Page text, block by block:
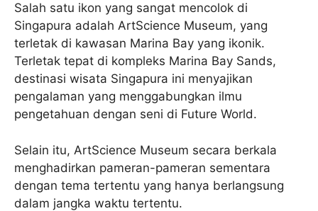
Salah satu ikon yang sangat mencolok di
Singapura adalah ArtScience Museum, yang
terletak di kawasan Marina Bay yang ikonik.
Terletak tepat di kompleks Marina Bay Sands,
destinasi wisata Singapura ini menyajikan
pengalaman yang menggabungkan ilmu
pengetahuan dengan seni di Future World.
Selain itu, ArtScience Museum secara berkala
menghadirkan pameran-pameran sementara
dengan tema tertentu yang hanya berlangsung
dalam jangka waktu tertentu.